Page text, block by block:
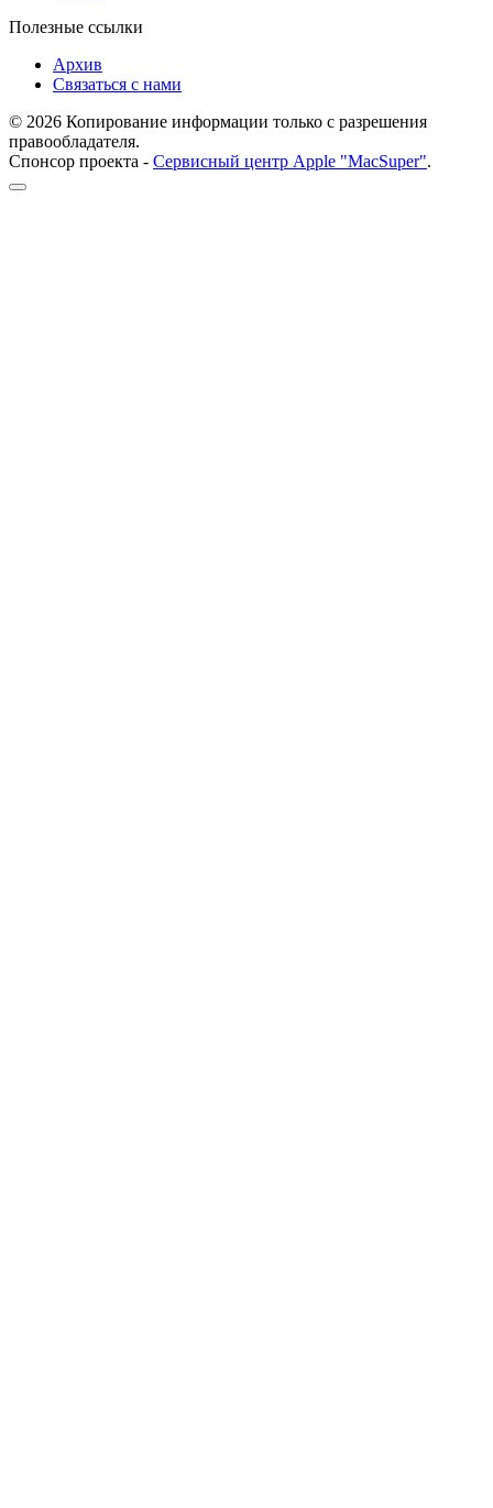
Полезные ссылки
Архив
Связаться с нами
© 2026 Копирование информации только с разрешения
правообладателя.
Спонсор проекта - Сервисный центр Apple "MacSuper".